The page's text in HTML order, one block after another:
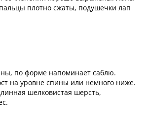
плотно сжаты, подушечки лап
по форме напоминает саблю.
на уровне спины или немного ниже.
шелковистая шерсть,